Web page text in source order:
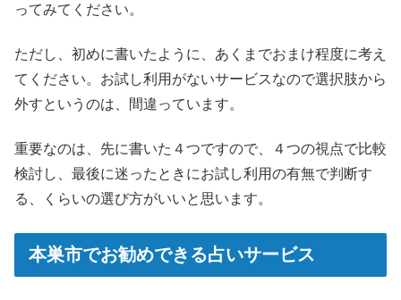
ってみてください。
ただし、初めに書いたように、あくまでおまけ程度に考え
てください。お試し利用がないサービスなので選択肢から
外すというのは、間違っています。
重要なのは、先に書いた４つですので、４つの視点で比較
検討し、最後に迷ったときにお試し利用の有無で判断す
る、くらいの選び方がいいと思います。
本巣市でお勧めできる占いサービス